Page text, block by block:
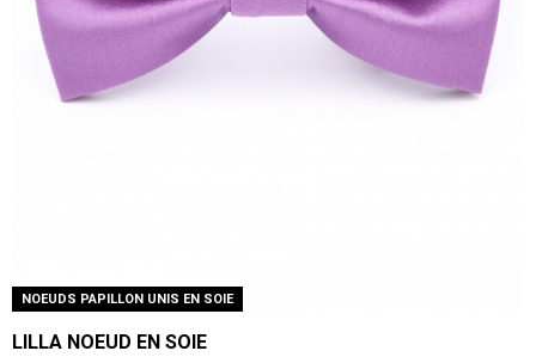
NOEUDS PAPILLON UNIS EN SOIE
LILLA NOEUD EN SOIE